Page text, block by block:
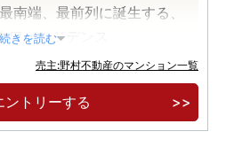
南端、最前列に誕生する、
ワーレジデンス
10分、有楽町線「東池袋」駅
で直結 徒歩3分
る池袋 煌めき移ろう都心の
きを読む
売主:野村不動産のマンション一覧
ントリーする